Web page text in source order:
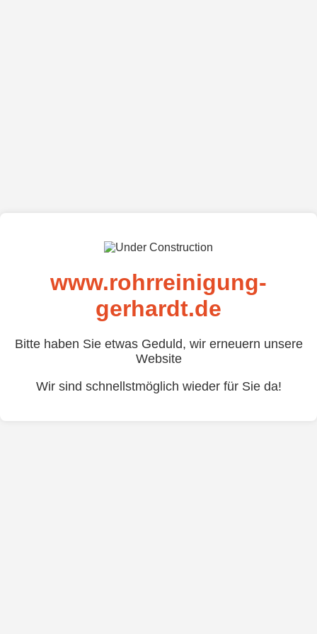
www.rohrreinigung-
gerhardt.de
Bitte haben Sie etwas Geduld, wir erneuern unsere
Website
Wir sind schnellstmöglich wieder für Sie da!